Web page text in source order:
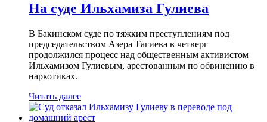
На суде Ильхамиза Гулиева
В Бакинском суде по тяжким преступлениям под
председательством Азера Тагиева в четверг
продолжился процесс над общественным активистом
Ильхамизом Гулиевым, арестованным по обвинению в
наркотиках.
Читать далее